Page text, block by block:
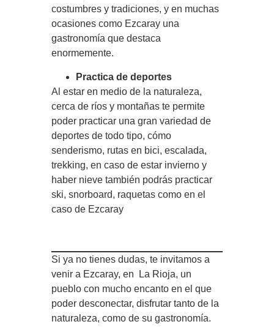
costumbres y tradiciones, y en muchas
ocasiones como Ezcaray una
gastronomía que destaca
enormemente.
Practica de deportes
Al estar en medio de la naturaleza,
cerca de ríos y montañas te permite
poder practicar una gran variedad de
deportes de todo tipo, cómo
senderismo, rutas en bici, escalada,
trekking, en caso de estar invierno y
haber nieve también podrás practicar
ski, snorboard, raquetas como en el
caso de Ezcaray
Si ya no tienes dudas, te invitamos a
venir a Ezcaray, en La Rioja, un
pueblo con mucho encanto en el que
poder desconectar, disfrutar tanto de la
naturaleza, como de su gastronomía.